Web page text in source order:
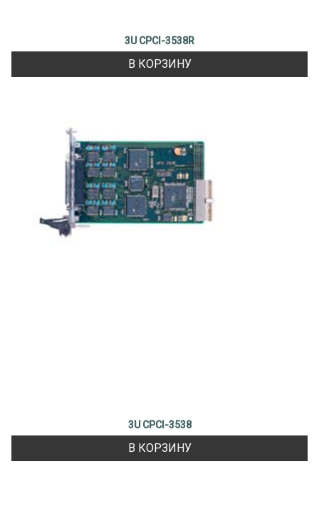
3U CPCI-3538R
В КОРЗИНУ
3U CPCI-3538
В КОРЗИНУ